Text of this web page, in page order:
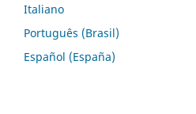
Italiano
Português (Brasil)
Español (España)